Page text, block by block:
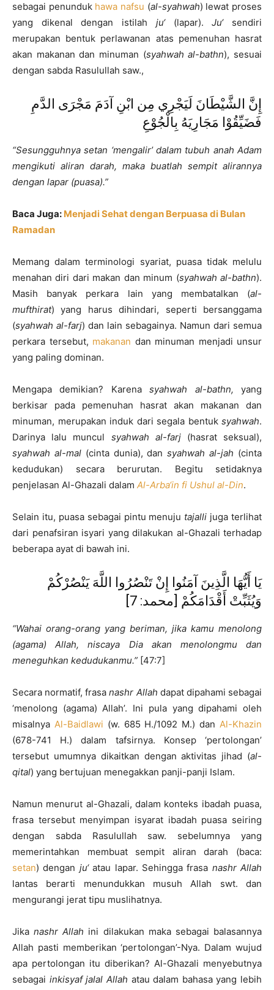
sebagai penunduk hawa nafsu (al-syahwah) lewat proses
yang dikenal dengan istilah ju‘ (lapar).Ju‘ sendiri
merupakan bentuk perlawanan atas pemenuhan hasrat
akan makanan dan minuman (syahwah al-bathn), sesuai
dengan sabda Rasulullah saw.,
إِنَّ الشَّيْطَانَ لَيَجْرِي مِن ابْنِ آدَمَ مَجْرَى الدَّمِ
فَضَيِّقُوْا مَجَارِيَهُ بِالْجُوْعِ
“Sesungguhnya setan ‘mengalir’ dalam tubuh anah Adam
mengikuti aliran darah, maka buatlah sempit alirannya
dengan lapar (puasa).”
Baca Juga: Menjadi Sehat dengan Berpuasa di Bulan
Ramadan
Memang dalam terminologi syariat, puasa tidak melulu
menahan diri dari makan dan minum (syahwah al-bathn).
Masih banyak perkara lain yang membatalkan (al-
mufthirat) yang harus dihindari, seperti bersanggama
(syahwah al-farj) dan lain sebagainya. Namun dari semua
perkara tersebut, makanan dan minuman menjadi unsur
yang paling dominan.
Mengapa demikian? Karenasyahwah al-bathn, yang
berkisar pada pemenuhan hasrat akan makanan dan
minuman, merupakan induk dari segala bentuk syahwah.
Darinya lalu muncul syahwah al-farj(hasrat seksual),
syahwah al-mal (cinta dunia), dansyahwah al-jah (cinta
kedudukan) secara berurutan. Begitu setidaknya
penjelasan Al-Ghazali dalam Al-Arba‘in fi Ushul al-Din.
Selain itu, puasa sebagai pintu menuju tajalli juga terlihat
dari penafsiran isyari yang dilakukan al-Ghazali terhadap
beberapa ayat di bawah ini.
يَا أَيُّهَا الَّذِينَ آمَنُوا إِنْ تَنْصُرُوا اللَّهَ يَنْصُرْكُمْ
وَيُثَبِّتْ أَقْدَامَكُمْ [محمد: 7]
“Wahai orang-orang yang beriman, jika kamu menolong
(agama) Allah, niscaya Dia akan menolongmu dan
meneguhkan kedudukanmu.” [47:7]
Secara normatif, frasanashr Allah dapat dipahami sebagai
‘menolong (agama) Allah’. Ini pula yang dipahami oleh
misalnya Al-Baidlawi (w. 685 H./1092 M.) danAl-Khazin
(678-741 H.) dalam tafsirnya. Konsep ‘pertolongan’
tersebut umumnya dikaitkan dengan aktivitas jihad (al-
qital) yang bertujuan menegakkan panji-panji Islam.
Namun menurut al-Ghazali, dalam konteks ibadah puasa,
frasa tersebut menyimpan isyarat ibadah puasa seiring
dengan sabda Rasulullah saw. sebelumnya yang
memerintahkan membuat sempit aliran darah (baca:
setan) dengan ju‘atau lapar. Sehingga frasa nashr Allah
lantas berarti menundukkan musuh Allah swt. dan
mengurangi jerat tipu muslihatnya.
Jikanashr Allah ini dilakukan maka sebagai balasannya
Allah pasti memberikan ‘pertolongan’-Nya. Dalam wujud
apa pertolongan itu diberikan? Al-Ghazali menyebutnya
sebagai inkisyaf jalal Allah atau dalam bahasa yang lebih